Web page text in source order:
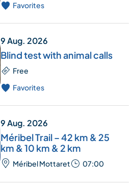
Favorites
9 Aug. 2026
Blind test with animal calls
Free
Favorites
9 Aug. 2026
Méribel Trail – 42 km & 25
km & 10 km & 2 km
Méribel Mottaret 07:00